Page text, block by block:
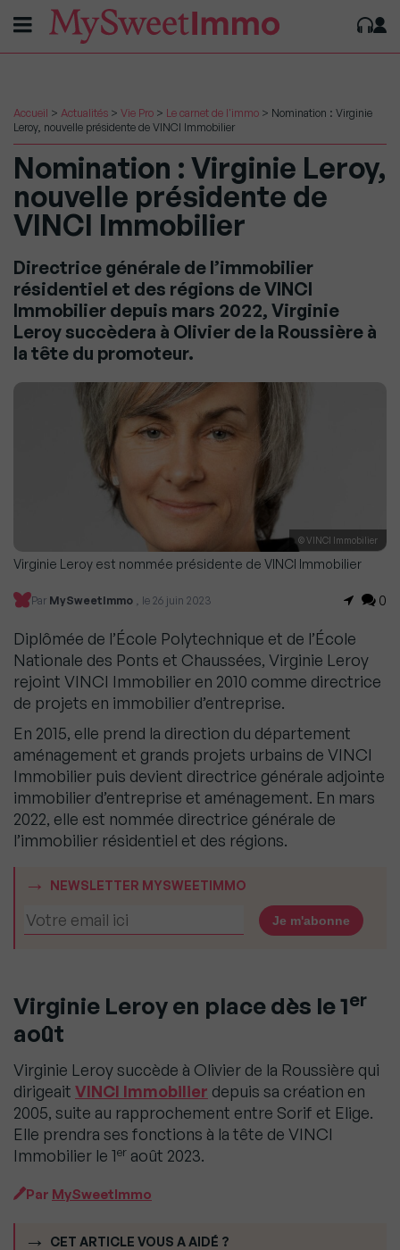
Accueil > Actualités > Vie Pro > Le carnet de l'immo > Nomination : Virginie
Leroy, nouvelle présidente de VINCI Immobilier
Nomination : Virginie Leroy,
nouvelle présidente de
VINCI Immobilier
Directrice générale de l’immobilier
résidentiel et des régions de VINCI
Immobilier depuis mars 2022, Virginie
Leroy succèdera à Olivier de la Roussière à
la tête du promoteur.
© VINCI Immobilier
Virginie Leroy est nommée présidente de VINCI Immobilier
Par MySweetImmo , le 26 juin 2023 0
Diplômée de l’École Polytechnique et de l’École
Nationale des Ponts et Chaussées, Virginie Leroy
rejoint VINCI Immobilier en 2010 comme directrice
de projets en immobilier d’entreprise.
En 2015, elle prend la direction du département
aménagement et grands projets urbains de VINCI
Immobilier puis devient directrice générale adjointe
immobilier d’entreprise et aménagement. En mars
2022, elle est nommée directrice générale de
l’immobilier résidentiel et des régions.
NEWSLETTER MYSWEETIMMO
Virginie Leroy en place dès le 1er
août
Virginie Leroy succède à Olivier de la Roussière qui
dirigeait VINCI Immobilier depuis sa création en
2005, suite au rapprochement entre Sorif et Elige.
Elle prendra ses fonctions à la tête de VINCI
Immobilier le 1er août 2023.
Par MySweetImmo
CET ARTICLE VOUS A AIDÉ ?